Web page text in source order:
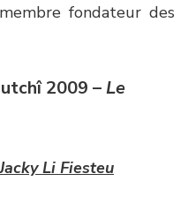
fondateur des
2009 –Le
Jacky Li Fiesteu